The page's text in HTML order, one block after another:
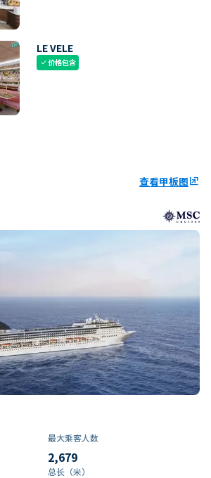
LE VELE
check价格包含
查看甲板图ungroup
最大乘客人数
2,679
总长（米）